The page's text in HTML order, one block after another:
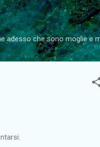
adesso che sono moglie e